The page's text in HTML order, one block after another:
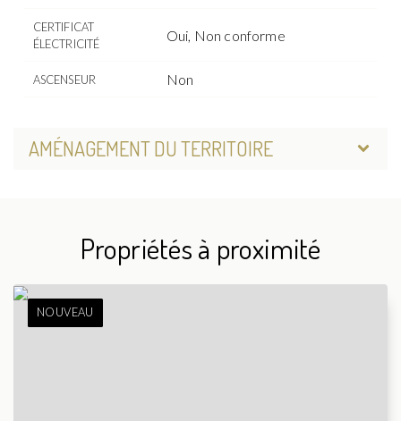
CERTIFICAT
ÉLECTRICITÉ
Oui, Non conforme
ASCENSEUR Non
AMÉNAGEMENT DU TERRITOIRE
Propriétés à proximité
NOUVEAU